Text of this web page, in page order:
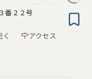
番２２号
く
アクセス